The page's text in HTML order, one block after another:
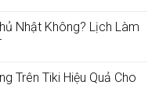
Nhật Không? Lịch Làm
Trên Tiki Hiệu Quả Cho